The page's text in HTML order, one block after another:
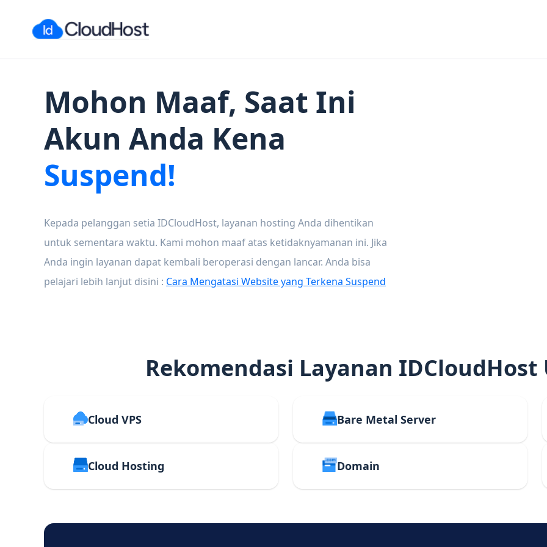
Mohon Maaf, Saat Ini
Akun Anda Kena
Suspend!
Kepada pelanggan setia IDCloudHost, layanan hosting Anda dihentikan
untuk sementara waktu. Kami mohon maaf atas ketidaknyamanan ini. Jika
Anda ingin layanan dapat kembali beroperasi dengan lancar. Anda bisa
pelajari lebih lanjut disini : Cara Mengatasi Website yang Terkena Suspend
Rekomendasi Layanan
Cloud VPS Bare Metal Server
Cloud Hosting Domain